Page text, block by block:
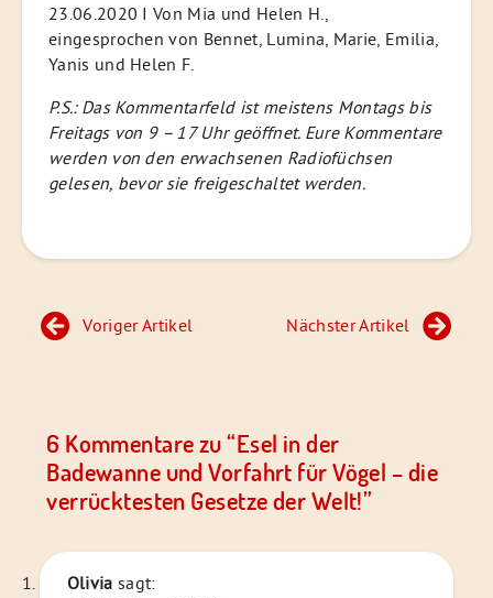
23.06.2020 I Von Mia und Helen H.,
eingesprochen von Bennet, Lumina, Marie, Emilia,
Yanis und Helen F.
P.S.: Das Kommentarfeld ist meistens Montags bis
Freitags von 9 – 17 Uhr geöffnet. Eure Kommentare
werden von den erwachsenen Radiofüchsen
gelesen, bevor sie freigeschaltet werden.
Beitragsnavigation
Voriger Artikel Nächster Artikel
6 Kommentare zu “Esel in der
Badewanne und Vorfahrt für Vögel – die
verrücktesten Gesetze der Welt!”
Olivia sagt: